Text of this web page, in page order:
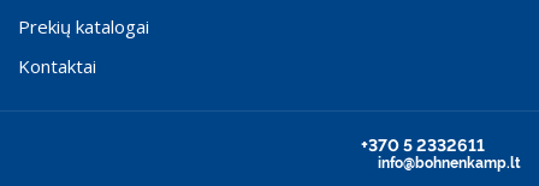
Prekių katalogai
Kontaktai
+370 5 2332611
info@bohnenkamp.lt